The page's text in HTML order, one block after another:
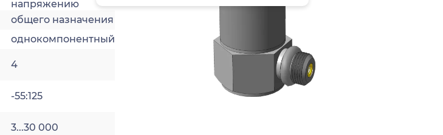
напряжению
общего назначения
однокомпонентный
4
-55:125
3...30 000